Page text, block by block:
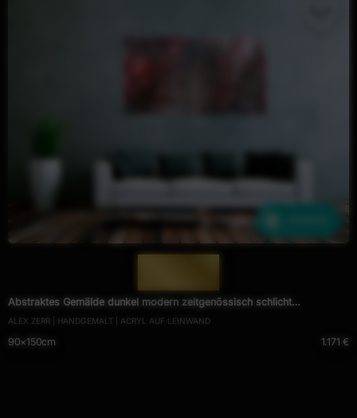
Abstraktes Gemälde dunkel modern zeitgenössisch schlicht
meisterwerk
ALEX ZERR | HANDGEMALT | ACRYL AUF LEINWAND
90×150cm 1.171 €